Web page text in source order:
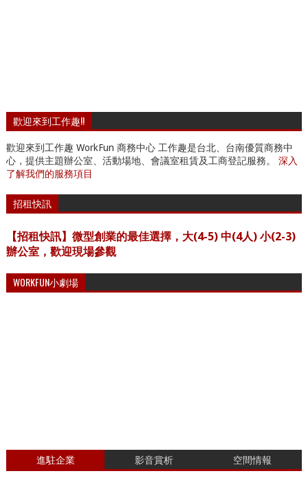
歡迎來到工作趣!!
歡迎來到工作趣 WorkFun 商務中心 工作趣是台北、台南優質商務中
心，提供主題辦公室、活動場地、會議室租賃及工商登記服務。 深入
了解我們的服務項目
招租快訊
【招租快訊】微型創業的最佳選擇，大(4-5) 中(4人) 小(2-3)
辦公室，歡迎現場參觀
WORKFUN小劇場
進駐企業 影音賞析 空間情報